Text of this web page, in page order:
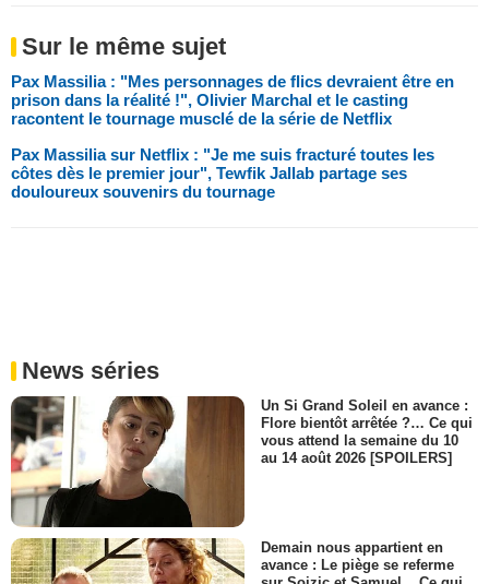
Sur le même sujet
Pax Massilia : "Mes personnages de flics devraient être en
prison dans la réalité !", Olivier Marchal et le casting
racontent le tournage musclé de la série de Netflix
Pax Massilia sur Netflix : "Je me suis fracturé toutes les
côtes dès le premier jour", Tewfik Jallab partage ses
douloureux souvenirs du tournage
News séries
Un Si Grand Soleil en avance :
Flore bientôt arrêtée ?… Ce qui
vous attend la semaine du 10
au 14 août 2026 [SPOILERS]
Demain nous appartient en
avance : Le piège se referme